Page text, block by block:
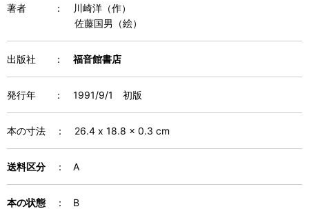
著者 ：
川崎洋（作）
佐藤国男（絵）
出版社 ： 福音館書店
発行年 ： 1991/9/1 初版
本の寸法 ： 26.4 x 18.8 x 0.3 cm
送料区分 ： A
本の状態 ： B